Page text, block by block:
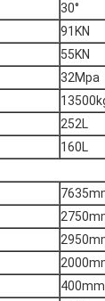
30°
91KN
55KN
32Mpa
252L
160L
400mm